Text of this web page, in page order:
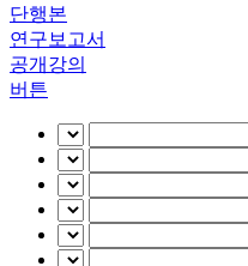
단행본
연구보고서
공개강의
버튼